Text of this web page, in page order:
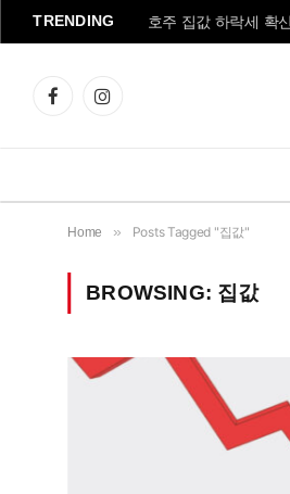
TRENDING 호주 집값 하락세 확
FacebookInstagram
Home » Posts Tagged "집값"
BROWSING: 집값